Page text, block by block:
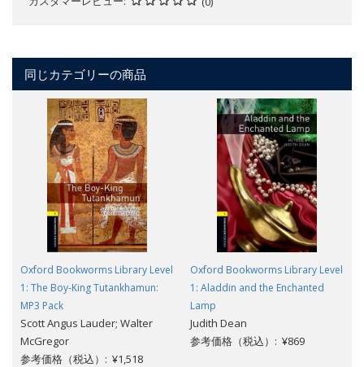
同じカテゴリーの商品
Oxford Bookworms Library Level
1: The Boy-King Tutankhamun:
MP3 Pack
Scott Angus Lauder; Walter
McGregor
参考価格（税込）: ¥1,518
Oxford Bookworms Library Level
1: Aladdin and the Enchanted
Lamp
Judith Dean
参考価格（税込）: ¥869